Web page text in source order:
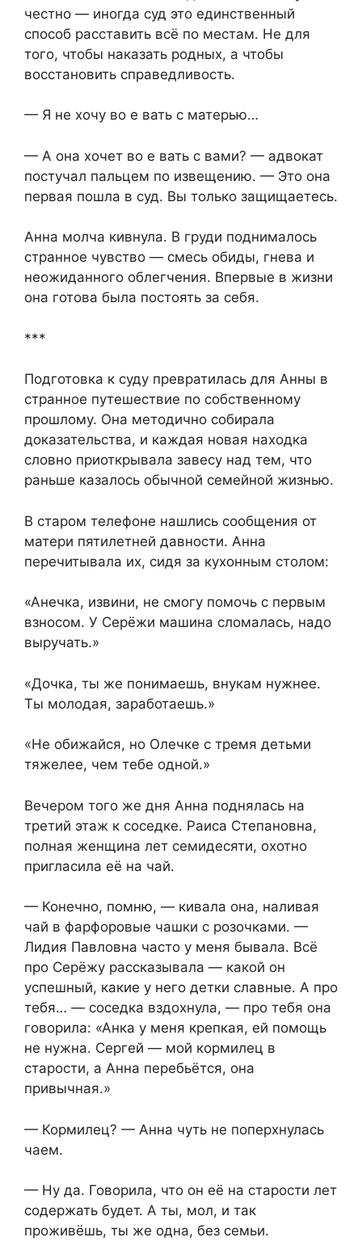
честно — иногда суд это единственный
способ расставить всё по местам. Не для
того, чтобы наказать родных, а чтобы
восстановить справедливость.
— Я не хочу во е вать с матерью…
— А она хочет во е вать с вами? — адвокат
постучал пальцем по извещению. — Это она
первая пошла в суд. Вы только защищаетесь.
Анна молча кивнула. В груди поднималось
странное чувство — смесь обиды, гнева и
неожиданного облегчения. Впервые в жизни
она готова была постоять за себя.
***
Подготовка к суду превратилась для Анны в
странное путешествие по собственному
прошлому. Она методично собирала
доказательства, и каждая новая находка
словно приоткрывала завесу над тем, что
раньше казалось обычной семейной жизнью.
В старом телефоне нашлись сообщения от
матери пятилетней давности. Анна
перечитывала их, сидя за кухонным столом:
«Анечка, извини, не смогу помочь с первым
взносом. У Серёжи машина сломалась, надо
выручать.»
«Дочка, ты же понимаешь, внукам нужнее.
Ты молодая, заработаешь.»
«Не обижайся, но Олечке с тремя детьми
тяжелее, чем тебе одной.»
Вечером того же дня Анна поднялась на
третий этаж к соседке. Раиса Степановна,
полная женщина лет семидесяти, охотно
пригласила её на чай.
— Конечно, помню, — кивала она, наливая
чай в фарфоровые чашки с розочками. —
Лидия Павловна часто у меня бывала. Всё
про Серёжу рассказывала — какой он
успешный, какие у него детки славные. А про
тебя… — соседка вздохнула, — про тебя она
говорила: «Анка у меня крепкая, ей помощь
не нужна. Сергей — мой кормилец в
старости, а Анна перебьётся, она
привычная.»
— Кормилец? — Анна чуть не поперхнулась
чаем.
— Ну да. Говорила, что он её на старости лет
содержать будет. А ты, мол, и так
проживёшь, ты же одна, без семьи.